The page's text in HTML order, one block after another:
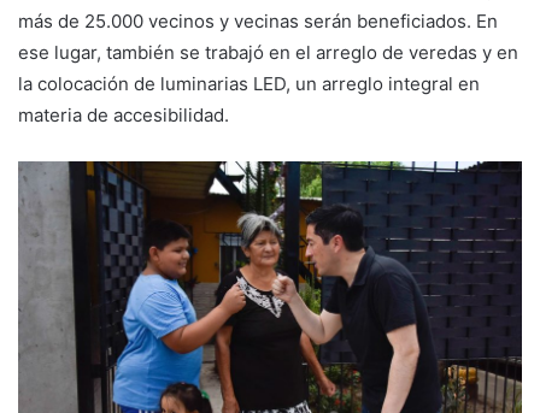
más de 25.000 vecinos y vecinas serán beneficiados. En
ese lugar, también se trabajó en el arreglo de veredas y en
la colocación de luminarias LED, un arreglo integral en
materia de accesibilidad.